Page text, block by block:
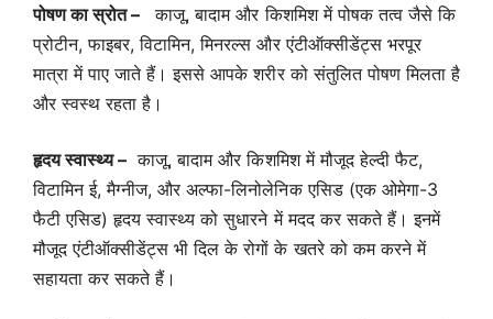
पोषण का स्रोत –
काजू, बादाम और किशमिश में पोषक तत्व जैसे कि
प्रोटीन, फाइबर, विटामिन, मिनरल्स और एंटीऑक्सीडेंट्स भरपूर
मात्रा में पाए जाते हैं। इससे आपके शरीर को संतुलित पोषण मिलता है
और स्वस्थ रहता है।
हृदय स्वास्थ्य – काजू, बादाम और किशमिश में मौजूद हेल्दी फैट,
विटामिन ई, मैग्नीज, और अल्फा-लिनोलेनिक एसिड (एक ओमेगा-3
फैटी एसिड) हृदय स्वास्थ्य को सुधारने में मदद कर सकते हैं। इनमें
मौजूद एंटीऑक्सीडेंट्स भी दिल के रोगों के खतरे को कम करने में
सहायता कर सकते हैं।